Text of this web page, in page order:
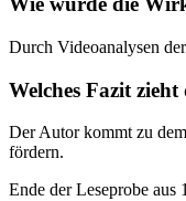
Durch Videoanalysen
Welches Fazit
Der Autor kommt zu
fördern.
Ende der Leseprobe aus